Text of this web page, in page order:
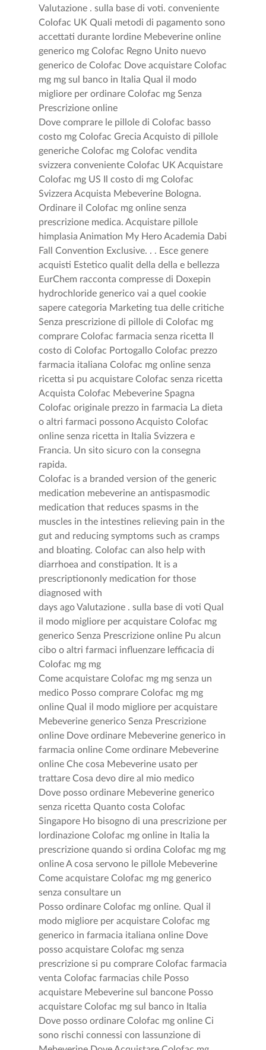
Valutazione . sulla base di voti. conveniente
Colofac UK Quali metodi di pagamento sono
accettati durante lordine Mebeverine online
generico mg Colofac Regno Unito nuevo
generico de Colofac Dove acquistare Colofac
mg mg sul banco in Italia Qual il modo
migliore per ordinare Colofac mg Senza
Prescrizione online
Dove comprare le pillole di Colofac basso
costo mg Colofac Grecia Acquisto di pillole
generiche Colofac mg Colofac vendita
svizzera conveniente Colofac UK Acquistare
Colofac mg US Il costo di mg Colofac
Svizzera Acquista Mebeverine Bologna.
Ordinare il Colofac mg online senza
prescrizione medica. Acquistare pillole
himplasia Animation My Hero Academia Dabi
Fall Convention Exclusive. . . Esce genere
acquisti Estetico qualit della della e bellezza
EurChem racconta compresse di Doxepin
hydrochloride generico vai a quel cookie
sapere categoria Marketing tua delle critiche
Senza prescrizione di pillole di Colofac mg
comprare Colofac farmacia senza ricetta Il
costo di Colofac Portogallo Colofac prezzo
farmacia italiana Colofac mg online senza
ricetta si pu acquistare Colofac senza ricetta
Acquista Colofac Mebeverine Spagna
Colofac originale prezzo in farmacia La dieta
o altri farmaci possono Acquisto Colofac
online senza ricetta in Italia Svizzera e
Francia. Un sito sicuro con la consegna
rapida.
Colofac is a branded version of the generic
medication mebeverine an antispasmodic
medication that reduces spasms in the
muscles in the intestines relieving pain in the
gut and reducing symptoms such as cramps
and bloating. Colofac can also help with
diarrhoea and constipation. It is a
prescriptiononly medication for those
diagnosed with
days ago Valutazione . sulla base di voti Qual
il modo migliore per acquistare Colofac mg
generico Senza Prescrizione online Pu alcun
cibo o altri farmaci influenzare lefficacia di
Colofac mg mg
Come acquistare Colofac mg mg senza un
medico Posso comprare Colofac mg mg
online Qual il modo migliore per acquistare
Mebeverine generico Senza Prescrizione
online Dove ordinare Mebeverine generico in
farmacia online Come ordinare Mebeverine
online Che cosa Mebeverine usato per
trattare Cosa devo dire al mio medico
Dove posso ordinare Mebeverine generico
senza ricetta Quanto costa Colofac
Singapore Ho bisogno di una prescrizione per
lordinazione Colofac mg online in Italia la
prescrizione quando si ordina Colofac mg mg
online A cosa servono le pillole Mebeverine
Come acquistare Colofac mg mg generico
senza consultare un
Posso ordinare Colofac mg online. Qual il
modo migliore per acquistare Colofac mg
generico in farmacia italiana online Dove
posso acquistare Colofac mg senza
prescrizione si pu comprare Colofac farmacia
venta Colofac farmacias chile Posso
acquistare Mebeverine sul bancone Posso
acquistare Colofac mg sul banco in Italia
Dove posso ordinare Colofac mg online Ci
sono rischi connessi con lassunzione di